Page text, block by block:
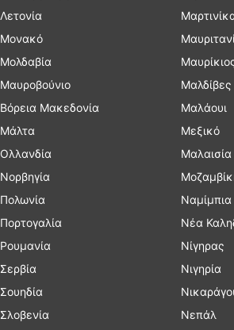
Λετονία
Μονακό
Μολδαβία
Μαυροβούνιο
Βόρεια Μακεδονία
Μάλτα
Ολλανδία
Νορβηγία
Πολωνία
Πορτογαλία
Ρουμανία
Σερβία
Σουηδία
Σλοβενία
Μαλδίβες
Μαλάουι
Μεξικό
Μαλαισία
Ναμίμπια
Νέα
Νίγηρας
Νιγηρία
Νεπάλ